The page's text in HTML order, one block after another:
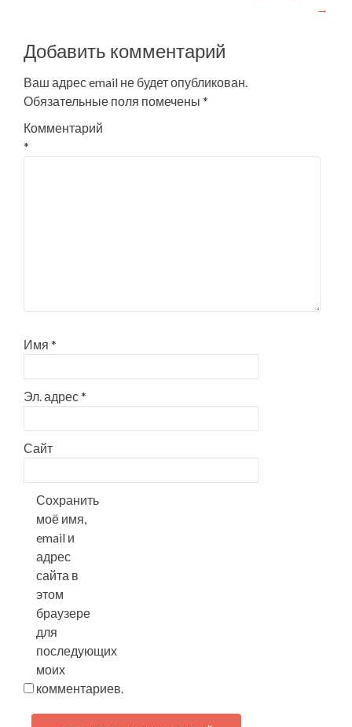
→
Добавить комментарий
Ваш адрес email не будет опубликован.
Обязательные поля помечены *
Комментарий
*
Имя *
Эл. адрес*
Сайт
Сохранить
моё имя,
email и
адрес
сайта в
этом
браузере
для
последующих
моих
комментариев.